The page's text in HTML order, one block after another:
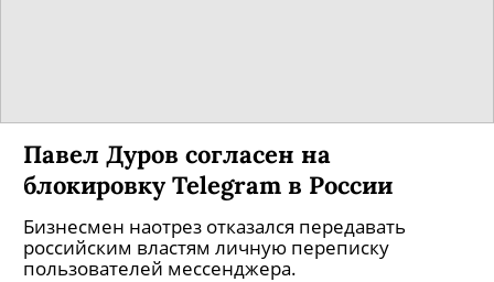
Павел Дуров согласен на
блокировку Telegram в России
Бизнесмен наотрез отказался передавать
российским властям личную переписку
пользователей мессенджера.